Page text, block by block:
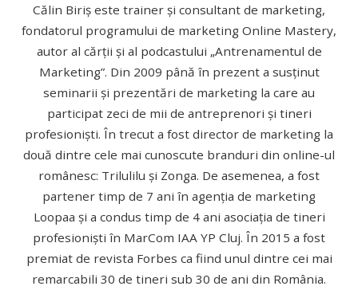
Călin Biriș este trainer și consultant de marketing,
fondatorul programului de marketing Online Mastery,
autor al cărții și al podcastului „Antrenamentul de
Marketing”. Din 2009 până în prezent a susținut
seminarii și prezentări de marketing la care au
participat zeci de mii de antreprenori și tineri
profesioniști. În trecut a fost director de marketing la
două dintre cele mai cunoscute branduri din online-ul
românesc: Trilulilu și Zonga. De asemenea, a fost
partener timp de 7 ani în agenția de marketing
Loopaa și a condus timp de 4 ani asociația de tineri
profesioniști în MarCom IAA YP Cluj. În 2015 a fost
premiat de revista Forbes ca fiind unul dintre cei mai
remarcabili 30 de tineri sub 30 de ani din România.